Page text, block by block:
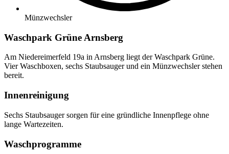
Münzwechsler
Waschpark Grüne Arnsberg
Am Niedereimerfeld 19a in Arnsberg liegt der Waschpark Grüne.
Vier Waschboxen, sechs Staubsauger und ein Münzwechsler stehen
bereit.
Innenreinigung
Sechs Staubsauger sorgen für eine gründliche Innenpflege ohne
lange Wartezeiten.
Waschprogramme